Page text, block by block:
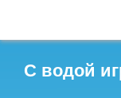
С водой